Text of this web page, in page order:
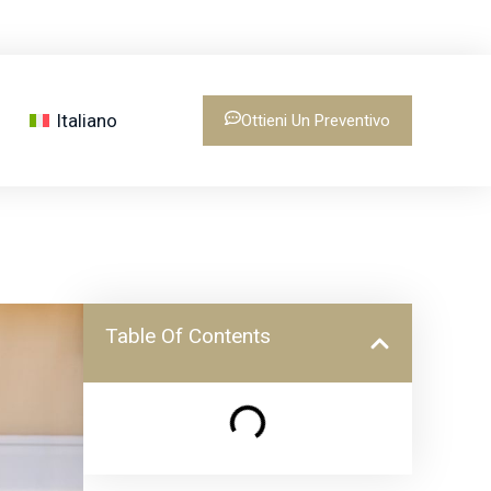
Italiano Ottieni Un Preventivo
Table Of Contents